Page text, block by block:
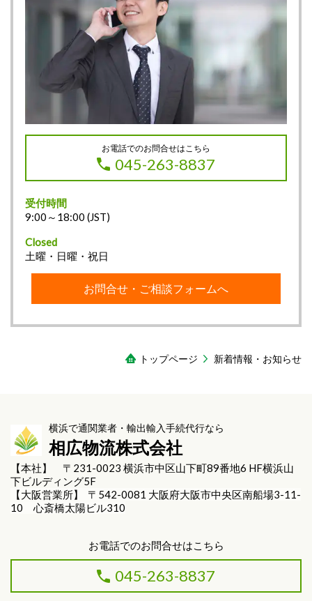
お電話でのお問合せはこちら
045-263-8837
受付時間
9:00～18:00 (JST)
Closed
土曜・日曜・祝日
お問合せ・ご相談フォームへ
トップページ 新着情報・お知らせ
横浜で通関業者・輸出輸入手続代行なら
相広物流株式会社
【本社】 〒231-0023 横浜市中区山下町89番地6 HF横浜山
下ビルディング5F
【大阪営業所】 〒542-0081 大阪府大阪市中央区南船場3-11-
10 心斎橋太陽ビル310
お電話でのお問合せはこちら
045-263-8837